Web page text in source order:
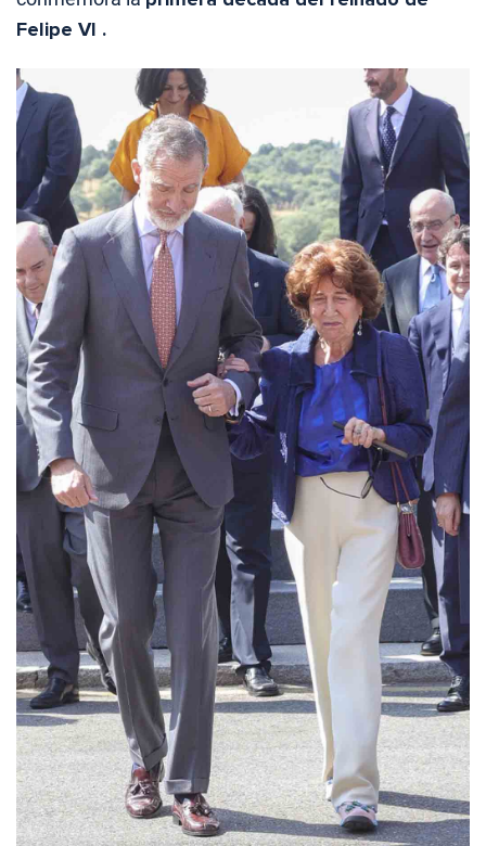
Felipe VI .